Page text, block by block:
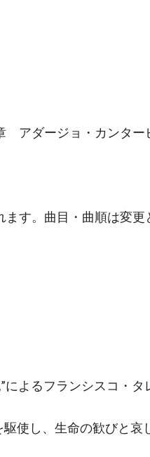
アダージョ・カンタ
す。曲目・曲順は変更
によるフランシスコ・タ
使し、生命の歓びと哀